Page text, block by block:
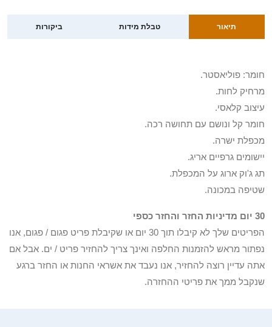
תיאור טבלת מידות ביקורות
חומר: פוליאסטר.
מרחיק לחות.
עיצוב קלאסי.
חומר קל ונושם עם תחושה רכה.
מכפלת ישרה.
יישומים גרפיים אריג.
תג ג'וק ארוג על המכפלת.
שטיפה במכונה.
30 יום מדיניות החזר והחזר כספי
הפריטים שלך לא קיבלו תוך 30 יום או שקיבלת פריט פגום / פגום, אנו
נפתור מראש להזמנות החלפה ואינך צריך להחזיר פריט / ים. אבל אם
אתה עדיין רוצה להחזיר, אנו נעבד את אשראי החנות או החזר ברגע
שנקבל ממך את פריטי ההחזרה.